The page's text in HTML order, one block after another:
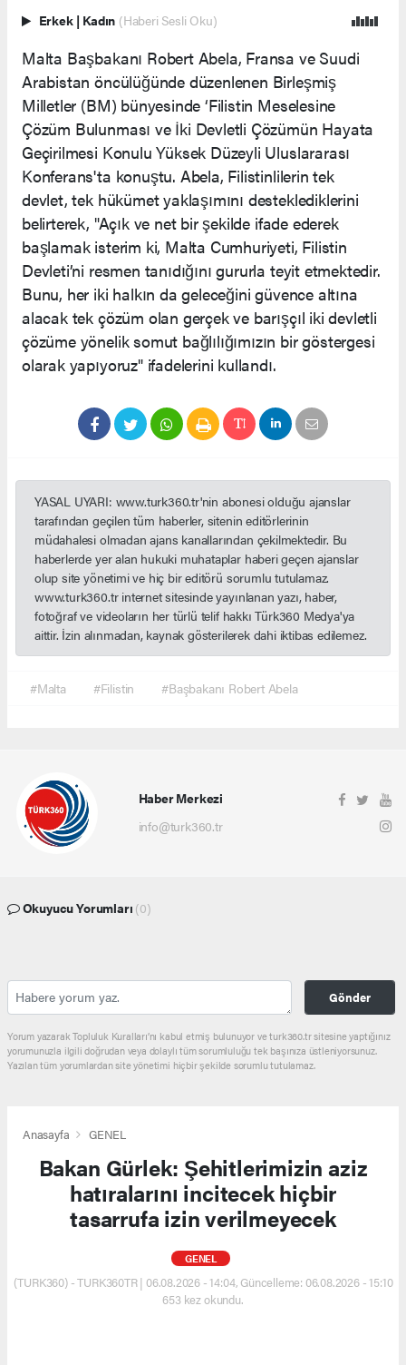
Erkek | Kadın (Haberi Sesli Oku)
Malta Başbakanı Robert Abela, Fransa ve Suudi
Arabistan öncülüğünde düzenlenen Birleşmiş
Milletler (BM) bünyesinde ‘Filistin Meselesine
Çözüm Bulunması ve İki Devletli Çözümün Hayata
Geçirilmesi Konulu Yüksek Düzeyli Uluslararası
Konferans'ta konuştu. Abela, Filistinlilerin tek
devlet, tek hükümet yaklaşımını desteklediklerini
belirterek, "Açık ve net bir şekilde ifade ederek
başlamak isterim ki, Malta Cumhuriyeti, Filistin
Devleti’ni resmen tanıdığını gururla teyit etmektedir.
Bunu, her iki halkın da geleceğini güvence altına
alacak tek çözüm olan gerçek ve barışçıl iki devletli
çözüme yönelik somut bağlılığımızın bir göstergesi
olarak yapıyoruz" ifadelerini kullandı.
YASAL UYARI: www.turk360.tr'nin abonesi olduğu ajanslar
tarafından geçilen tüm haberler, sitenin editörlerinin
müdahalesi olmadan ajans kanallarından çekilmektedir. Bu
haberlerde yer alan hukuki muhataplar haberi geçen ajanslar
olup site yönetimi ve hiç bir editörü sorumlu tutulamaz.
www.turk360.tr internet sitesinde yayınlanan yazı, haber,
fotoğraf ve videoların her türlü telif hakkı Türk360 Medya'ya
aittir. İzin alınmadan, kaynak gösterilerek dahi iktibas edilemez.
#Malta #Filistin #Başbakanı Robert Abela
Haber Merkezi
info@turk360.tr
Okuyucu Yorumları (0)
Gönder
Yorum yazarak Topluluk Kuralları’nı kabul etmiş bulunuyor ve turk360.tr sitesine yaptığınız
yorumunuzla ilgili doğrudan veya dolaylı tüm sorumluluğu tek başınıza üstleniyorsunuz.
Yazılan tüm yorumlardan site yönetimi hiçbir şekilde sorumlu tutulamaz.
Anasayfa GENEL
Bakan Gürlek: Şehitlerimizin aziz
hatıralarını incitecek hiçbir
tasarrufa izin verilmeyecek
GENEL
(TURK360) - TURK360TR | 06.08.2026 - 14:04, Güncelleme: 06.08.2026 - 15:10
653 kez okundu.